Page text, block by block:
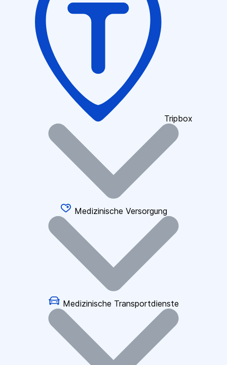
Tripbox
Medizinische Versorgung
Medizinische Transportdienste